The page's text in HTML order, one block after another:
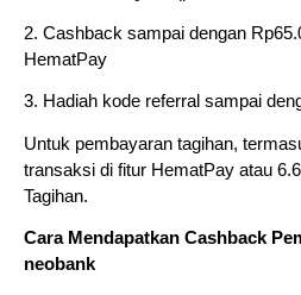
2. Cashback sampai dengan
HematPay
3. Hadiah kode referral sampai
Untuk pembayaran tagihan,
transaksi di fitur HematPay atau
Tagihan.
Cara Mendapatkan Cashback
neobank